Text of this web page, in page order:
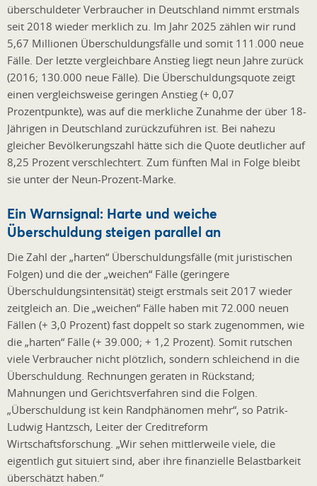
überschuldeter Verbraucher in Deutschland nimmt erstmals
seit 2018 wieder merklich zu. Im Jahr 2025 zählen wir rund
5,67 Millionen Überschuldungsfälle und somit 111.000 neue
Fälle. Der letzte vergleichbare Anstieg liegt neun Jahre zurück
(2016; 130.000 neue Fälle). Die Überschuldungsquote zeigt
einen vergleichsweise geringen Anstieg (+ 0,07
Prozentpunkte), was auf die merkliche Zunahme der über 18-
Jährigen in Deutschland zurückzuführen ist. Bei nahezu
gleicher Bevölkerungszahl hätte sich die Quote deutlicher auf
8,25 Prozent verschlechtert. Zum fünften Mal in Folge bleibt
sie unter der Neun-Prozent-Marke.
Ein Warnsignal: Harte und weiche
Überschuldung steigen parallel an
Die Zahl der „harten“ Überschuldungsfälle (mit juristischen
Folgen) und die der „weichen“ Fälle (geringere
Überschuldungsintensität) steigt erstmals seit 2017 wieder
zeitgleich an. Die „weichen“ Fälle haben mit 72.000 neuen
Fällen (+ 3,0 Prozent) fast doppelt so stark zugenommen, wie
die „harten“ Fälle (+ 39.000; + 1,2 Prozent). Somit rutschen
viele Verbraucher nicht plötzlich, sondern schleichend in die
Überschuldung. Rechnungen geraten in Rückstand;
Mahnungen und Gerichtsverfahren sind die Folgen.
„Überschuldung ist kein Randphänomen mehr“, so Patrik-
Ludwig Hantzsch, Leiter der Creditreform
Wirtschaftsforschung. „Wir sehen mittlerweile viele, die
eigentlich gut situiert sind, aber ihre finanzielle Belastbarkeit
überschätzt haben.“